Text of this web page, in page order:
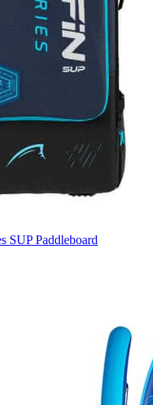
SUP Paddleboard